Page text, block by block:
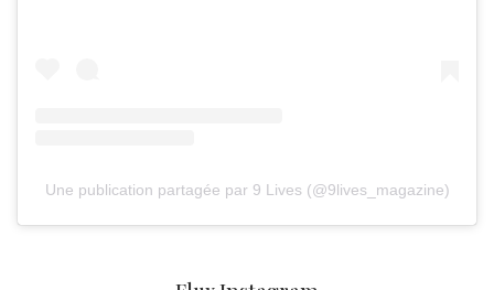
Une publication partagée par 9 Lives (@9lives_magazine)